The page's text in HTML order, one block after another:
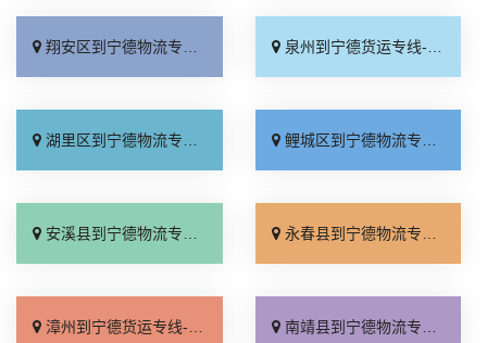
翔安区到宁德物流专线_专线查询「直达不中转」 泉州到宁德货运专线-泉州到宁德物流公司_整车配货「全程无虑」
湖里区到宁德物流专线_送货到门「专线查询」 鲤城区到宁德物流专线_全程直达「全程无虑」
安溪县到宁德物流专线_直发全境「专业可靠」 永春县到宁德物流专线_直通专线「门到门接送」
漳州到宁德货运专线-漳州到宁德物流公司_市县派送「快速响应」 南靖县到宁德物流专线_送货上门「运价实惠」